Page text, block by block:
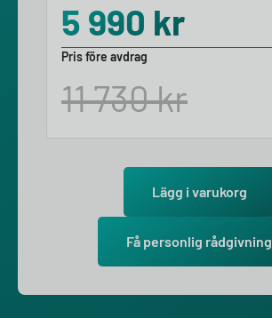
5 990 kr
Pris före avdrag
11 730kr
Lägg i varukorg
Få personlig rådgivning